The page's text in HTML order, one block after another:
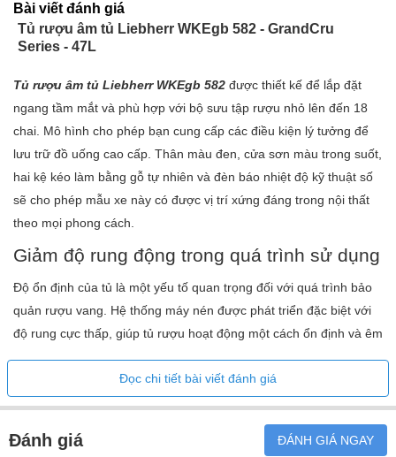
Bài viết đánh giá
Tủ rượu âm tủ Liebherr WKEgb 582 - GrandCru
Series - 47L
Tủ rượu âm tủ Liebherr WKEgb 582 được thiết kế để lắp đặt
ngang tầm mắt và phù hợp với bộ sưu tập rượu nhỏ lên đến 18
chai. Mô hình cho phép bạn cung cấp các điều kiện lý tưởng để
lưu trữ đồ uống cao cấp. Thân màu đen, cửa sơn màu trong suốt,
hai kệ kéo làm bằng gỗ tự nhiên và đèn báo nhiệt độ kỹ thuật số
sẽ cho phép mẫu xe này có được vị trí xứng đáng trong nội thất
theo mọi phong cách.
Giảm độ rung động trong quá trình sử dụng
Độ ổn định của tủ là một yếu tố quan trọng đối với quá trình bảo
quản rượu vang. Hệ thống máy nén được phát triển đặc biệt với
độ rung cực thấp, giúp tủ rượu hoạt động một cách ổn định và êm
ái. Bên cạnh đó, thiết bị này còn được trang bị cơ chế đóng, mở
SoftSystem, giúp giảm nhẹ tác động khi đóng cửa. Cửa cũng tự
đóng tự động từ góc mở khoảng 45°. Thiết kế này đảm bảo rằng
tất cả rượu được bảo quản trong tủ không bị xáo trộn hay ảnh
hưởng bởi những dao động không đáng có, từ đó giữ cho hương
Đọc chi tiết bài viết đánh giá
Đánh giá ĐÁNH GIÁ NGAY